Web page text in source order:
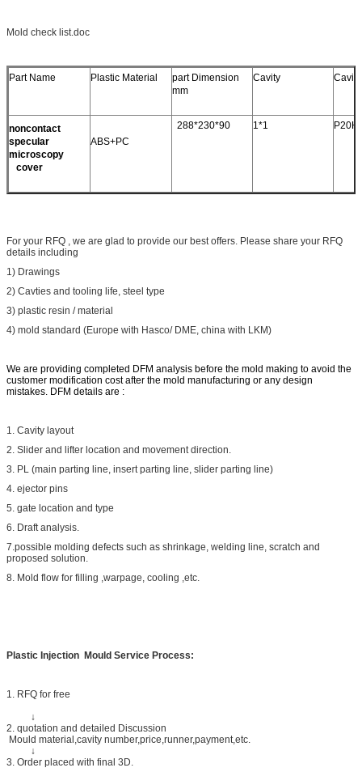
Mold check list.doc
Part Name Plastic Material
part Dimension
mm
Cavity
noncontact
specular
microscopy
cover
ABS+PC
288*230*90 1*1
For your RFQ , we are glad to provide our best offers. Please share your RFQ
details including
1) Drawings
2) Cavties and tooling life, steel type
3) plastic resin / material
4) mold standard (Europe with Hasco/ DME, china with LKM)
We are providing completed DFM analysis before the mold making to avoid the
customer modification cost after the mold manufacturing or any design
mistakes. DFM details are :
1. Cavity layout
2. Slider and lifter location and movement direction.
3. PL (main parting line, insert parting line, slider parting line)
4. ejector pins
5. gate location and type
6. Draft analysis.
7.possible molding defects such as shrinkage, welding line, scratch and
proposed solution.
8. Mold flow for filling ,warpage, cooling ,etc.
Plastic Injection Mould Service Process:
1. RFQ for free
↓
2. quotation and detailed Discussion
Mould material,cavity number,price,runner,payment,etc.
↓
3. Order placed with final 3D.